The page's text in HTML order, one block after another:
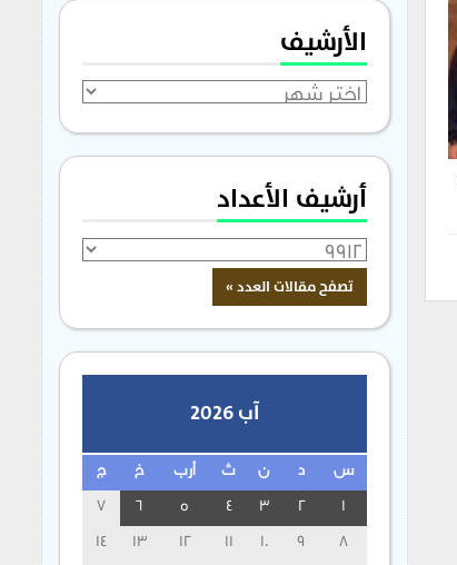
الأرشيف
الأرشيف
أرشيف الأعداد
آب 2026
س د ن ث أرب خ ج
1
2
3
4
5
6
7
8
9
10
11
12
13
14